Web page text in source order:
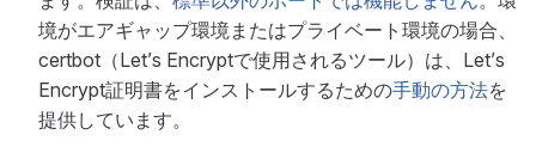
境がエアギャップ環境またはプライベート環境の場合、
certbot（Let’s Encryptで使用されるツール）は、Let’s
Encrypt証明書をインストールするための手動の方法を
提供しています。